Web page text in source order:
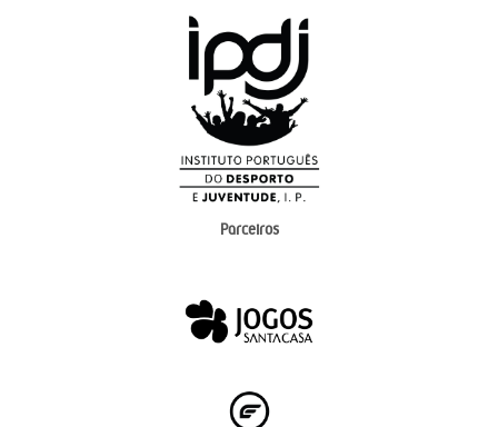
Parceiros